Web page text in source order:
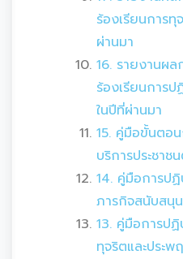
ร้องเรียนการ
ผ่านมา
16. รายงานผล
ร้องเรียนการ
ในปีที่ผ่านมา
15. คู่มือขั้นตอน
บริการประชา
14. คู่มือการป
ภารกิจสนับสนุ
13. คู่มือการป
ทุจริตและประ